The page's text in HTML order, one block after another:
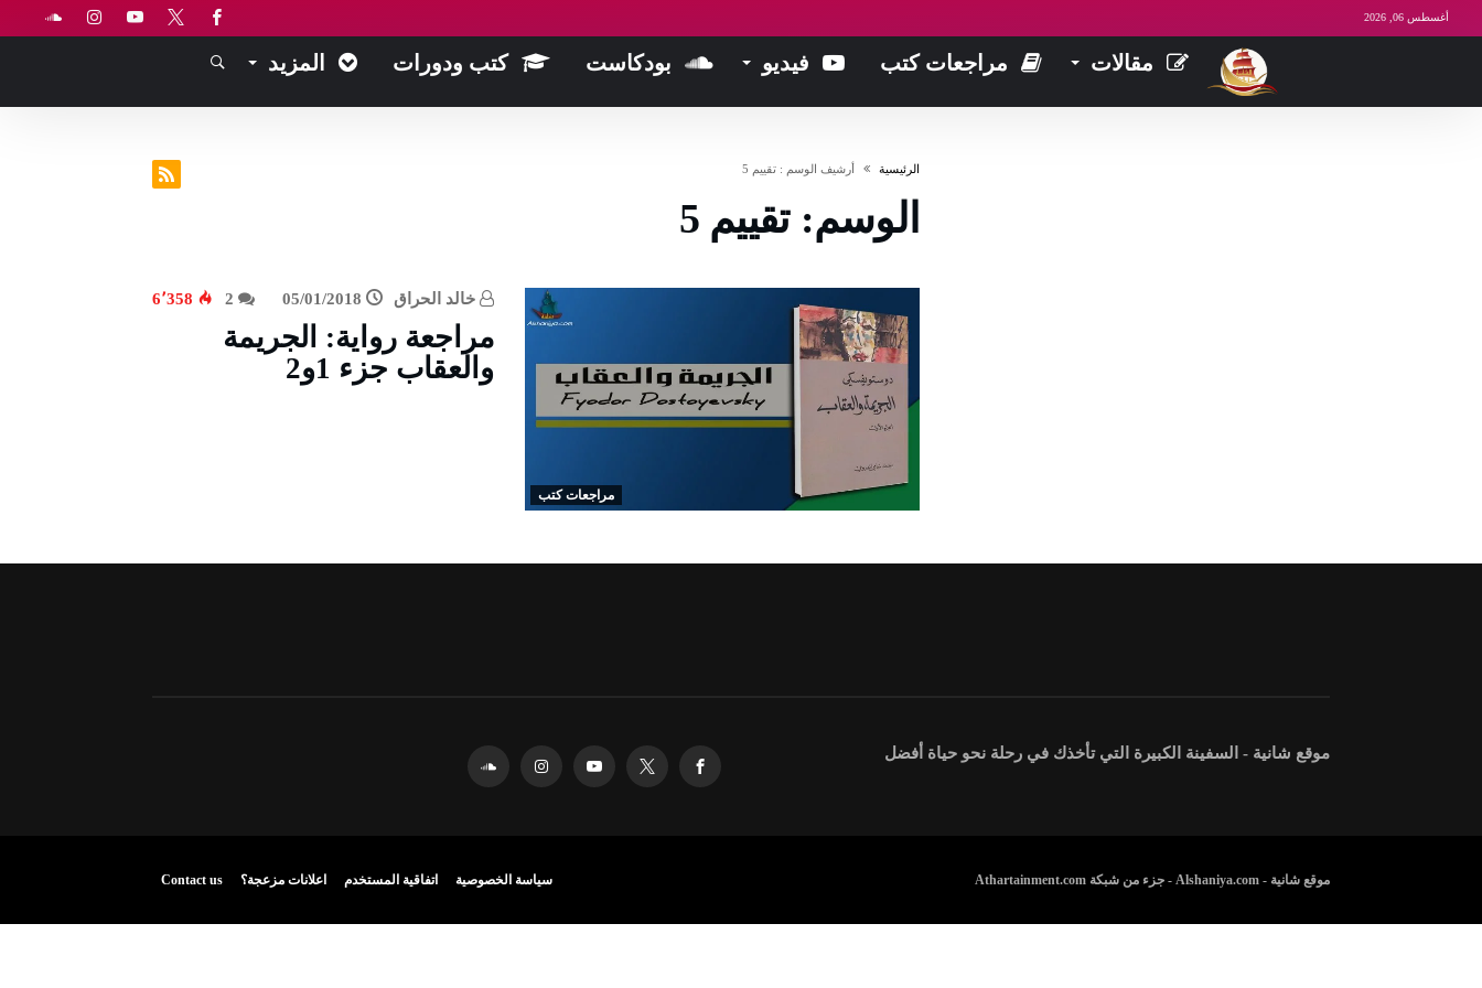
أغسطس 06, 2026
مقالات مراجعات كتب فيديو بودكاست كتب ودورات المزيد
‫الرئيسية‬ ‫أرشيف الوسم :‬ تقييم 5
الوسم:تقييم 5
مراجعات كتب
خالد الحراق 05/01/2018 6٬358
مراجعة رواية: الجريمة
والعقاب جزء 1و2
موقع شانية - السفينة الكبيرة التي تأخذك في رحلة نحو حياة أفضل
موقع شانية - Alshaniya.com - جزء من شبكة Athartainment.com سياسة الخصوصية اتفاقية المستخدم اعلانات مزعجة؟ Contact us